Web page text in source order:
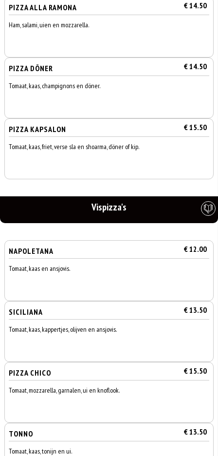
PIZZA ALLA RAMONA € 14.50
Ham, salami, uien en mozzarella.
PIZZA DÖNER € 14.50
Tomaat, kaas, champignons en döner.
PIZZA KAPSALON € 15.50
Tomaat, kaas, friet, verse sla en shoarma, döner of kip.
Vispizza's
NAPOLETANA € 12.00
Tomaat, kaas en ansjovis.
SICILIANA € 13.50
Tomaat, kaas, kappertjes, olijven en ansjovis.
PIZZA CHICO € 15.50
Tomaat, mozzarella, garnalen, ui en knoflook.
TONNO € 13.50
Tomaat, kaas, tonijn en ui.